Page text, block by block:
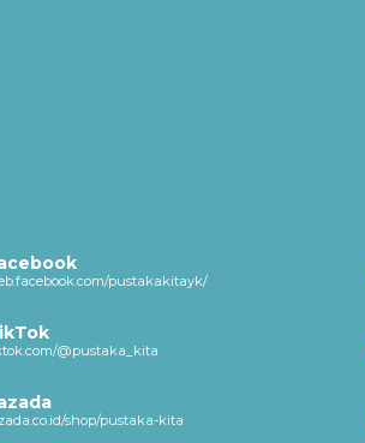
pustakakitayk/
@pustaka_kita
shop/pustaka-kita